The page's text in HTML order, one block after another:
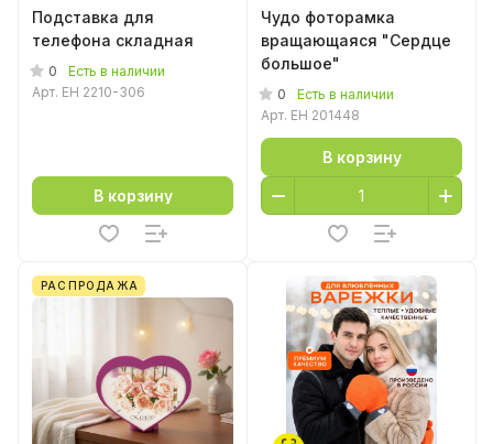
Подставка для
телефона складная
0
Есть в наличии
Арт. EH 2210-306
В корзину
Чудо фоторамка
вращающаяся "Сердце
большое"
0
Есть в наличии
Арт. EH 201448
В корзину
РАСПРОДАЖА